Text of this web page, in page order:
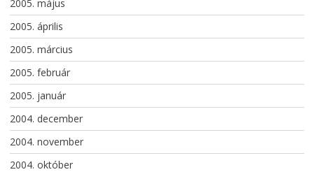
2005. május
2005. április
2005. március
2005. február
2005. január
2004. december
2004. november
2004. október